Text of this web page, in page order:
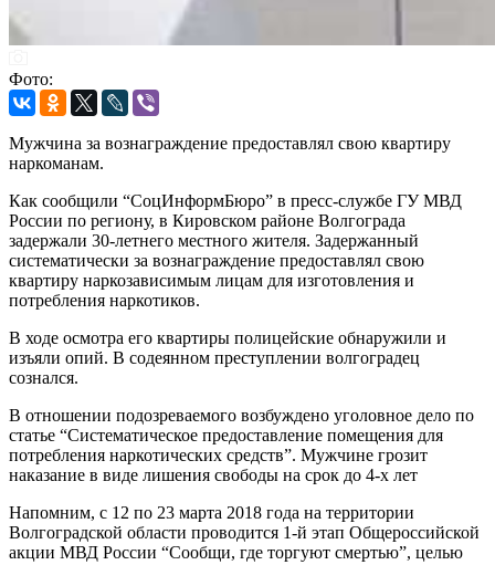
Фото:
Мужчина за вознаграждение предоставлял свою квартиру
наркоманам.
Как сообщили “СоцИнформБюро” в пресс-службе ГУ МВД
России по региону, в Кировском районе Волгограда
задержали 30-летнего местного жителя. Задержанный
систематически за вознаграждение предоставлял свою
квартиру наркозависимым лицам для изготовления и
потребления наркотиков.
В ходе осмотра его квартиры полицейские обнаружили и
изъяли опий. В содеянном преступлении волгоградец
сознался.
В отношении подозреваемого возбуждено уголовное дело по
статье “Систематическое предоставление помещения для
потребления наркотических средств”. Мужчине грозит
наказание в виде лишения свободы на срок до 4-х лет
Напомним, с 12 по 23 марта 2018 года на территории
Волгоградской области проводится 1-й этап Общероссийской
акции МВД России “Сообщи, где торгуют смертью”, целью